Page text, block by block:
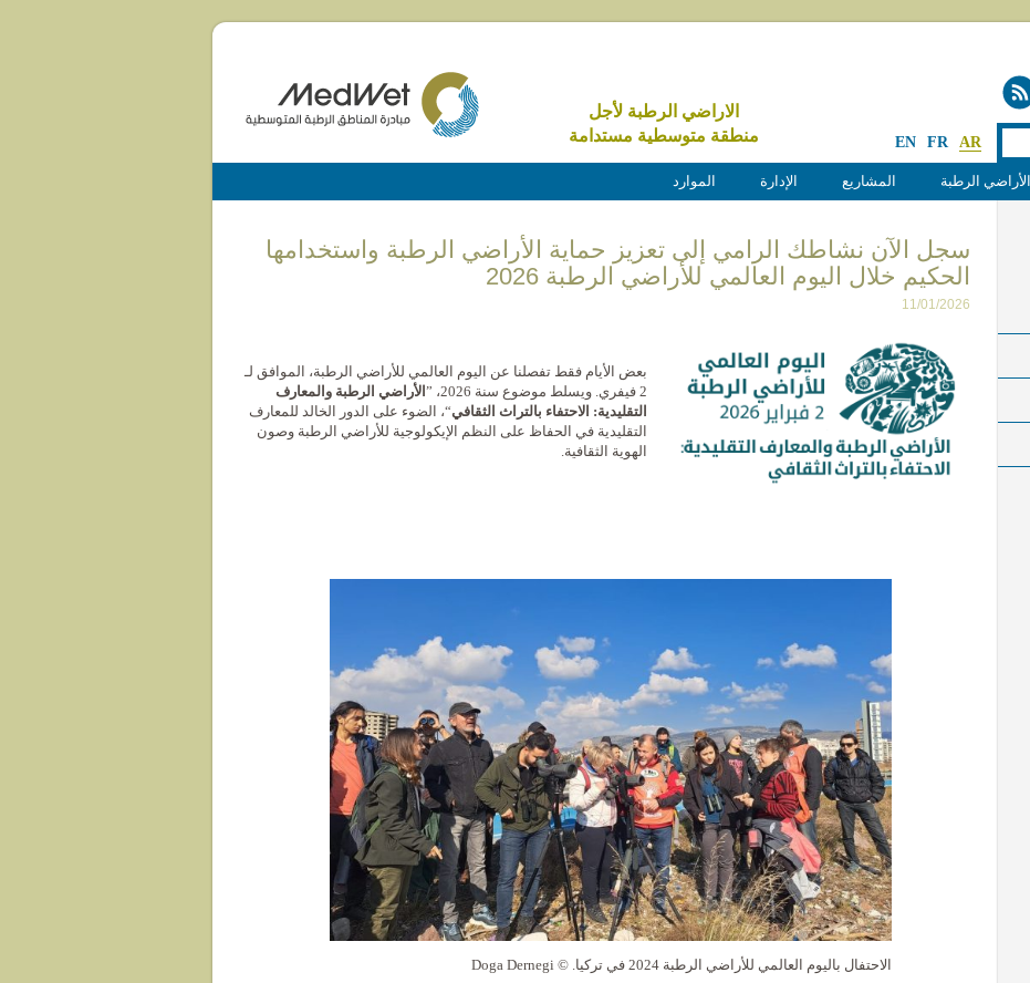
الاراضي الرطبة لأجل
منطقة متوسطية مستدامة
EN FR AR
الأراضي الرطبة المشاريع الإدارة الموارد
سجل الآن نشاطك الرامي إلى تعزيز حماية الأراضي الرطبة واستخدامها
الحكيم خلال اليوم العالمي للأراضي الرطبة 2026
11/01/2026
بعض الأيام فقط تفصلنا عن اليوم العالمي للأراضي الرطبة، الموافق لـ
2 فيفري. ويسلط موضوع سنة 2026، ”
الأراضي الرطبة والمعارف
التقليدية: الاحتفاء بالتراث الثقافي“، الضوء على الدور الخالد للمعارف
التقليدية في الحفاظ على النظم الإيكولوجية للأراضي الرطبة وصون
الهوية الثقافية.
الاحتفال باليوم العالمي للأراضي الرطبة 2024 في تركيا. © Doga Dernegi